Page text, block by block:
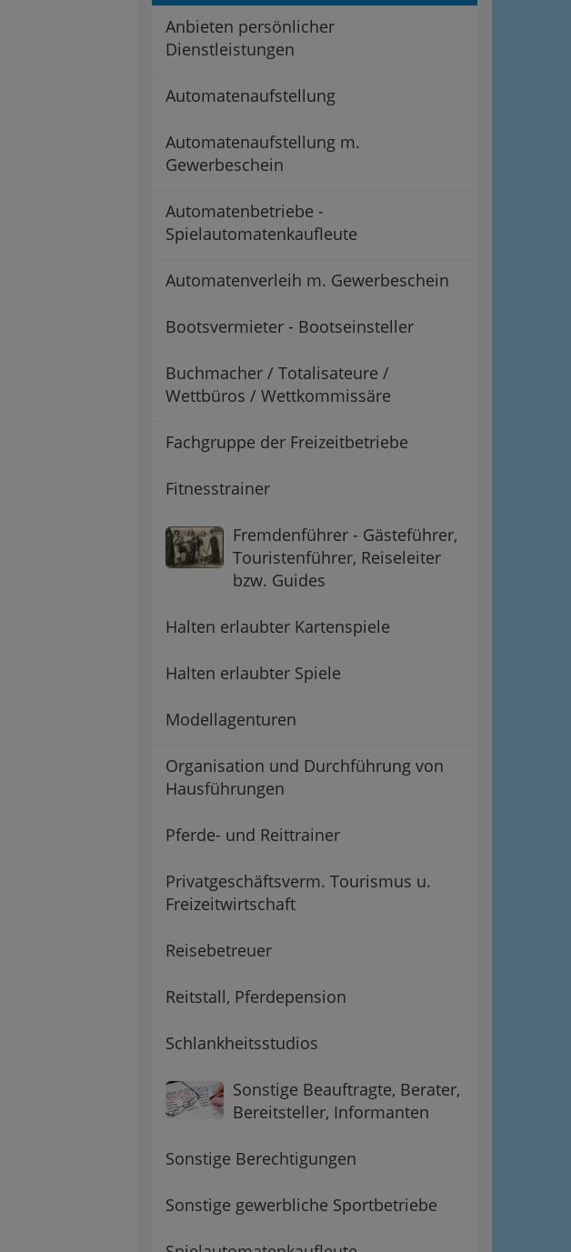
Anbieten persönlicher
Dienstleistungen
Automatenaufstellung
Automatenaufstellung m.
Gewerbeschein
Automatenbetriebe -
Spielautomatenkaufleute
Automatenverleih m. Gewerbeschein
Bootsvermieter - Bootseinsteller
Buchmacher / Totalisateure /
Wettbüros / Wettkommissäre
Fachgruppe der Freizeitbetriebe
Fitnesstrainer
Fremdenführer - Gästeführer,
Touristenführer, Reiseleiter
bzw. Guides
Halten erlaubter Kartenspiele
Halten erlaubter Spiele
Modellagenturen
Organisation und Durchführung von
Hausführungen
Pferde- und Reittrainer
Privatgeschäftsverm. Tourismus u.
Freizeitwirtschaft
Reisebetreuer
Reitstall, Pferdepension
Schlankheitsstudios
Sonstige Beauftragte, Berater,
Bereitsteller, Informanten
Sonstige Berechtigungen
Sonstige gewerbliche Sportbetriebe